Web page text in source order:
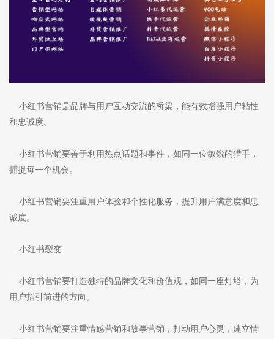
小红书营销是品牌与用户互动交流的桥梁，能有效增强用户粘性
和忠诚度。
小红书营销要善于利用热点话题和事件，如同一位敏锐的猎手，
捕捉每一个机会。
小红书营销要注重用户体验和个性化服务，提升用户满意度和忠
诚度。
小红书裂变
小红书营销要打造独特的品牌文化和价值观，如同一座灯塔，为
用户指引前进的方向。
小红书营销要注重情感营销和故事营销，打动用户心灵，建立情